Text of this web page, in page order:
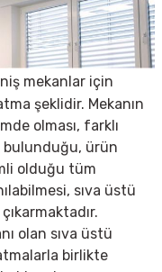
mekanlar için
şeklidir. Mekanın
olması, farklı
bulunduğu, ürün
olduğu tüm
sıva üstü
olan sıva üstü
birlikte